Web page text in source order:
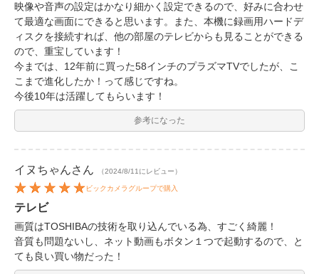
映像や音声の設定はかなり細かく設定できるので、好みに合わせ
て最適な画面にできると思います。また、本機に録画用ハードデ
ィスクを接続すれば、他の部屋のテレビからも見ることができる
ので、重宝しています！
今までは、12年前に買った58インチのプラズマTVでしたが、こ
こまで進化したか！って感じですね。
今後10年は活躍してもらいます！
参考になった
イヌちゃんさん （2024/8/11にレビュー）
ビックカメラグループで購入
テレビ
画質はTOSHIBAの技術を取り込んでいる為、すごく綺麗！
音質も問題ないし、ネット動画もボタン１つで起動するので、と
ても良い買い物だった！